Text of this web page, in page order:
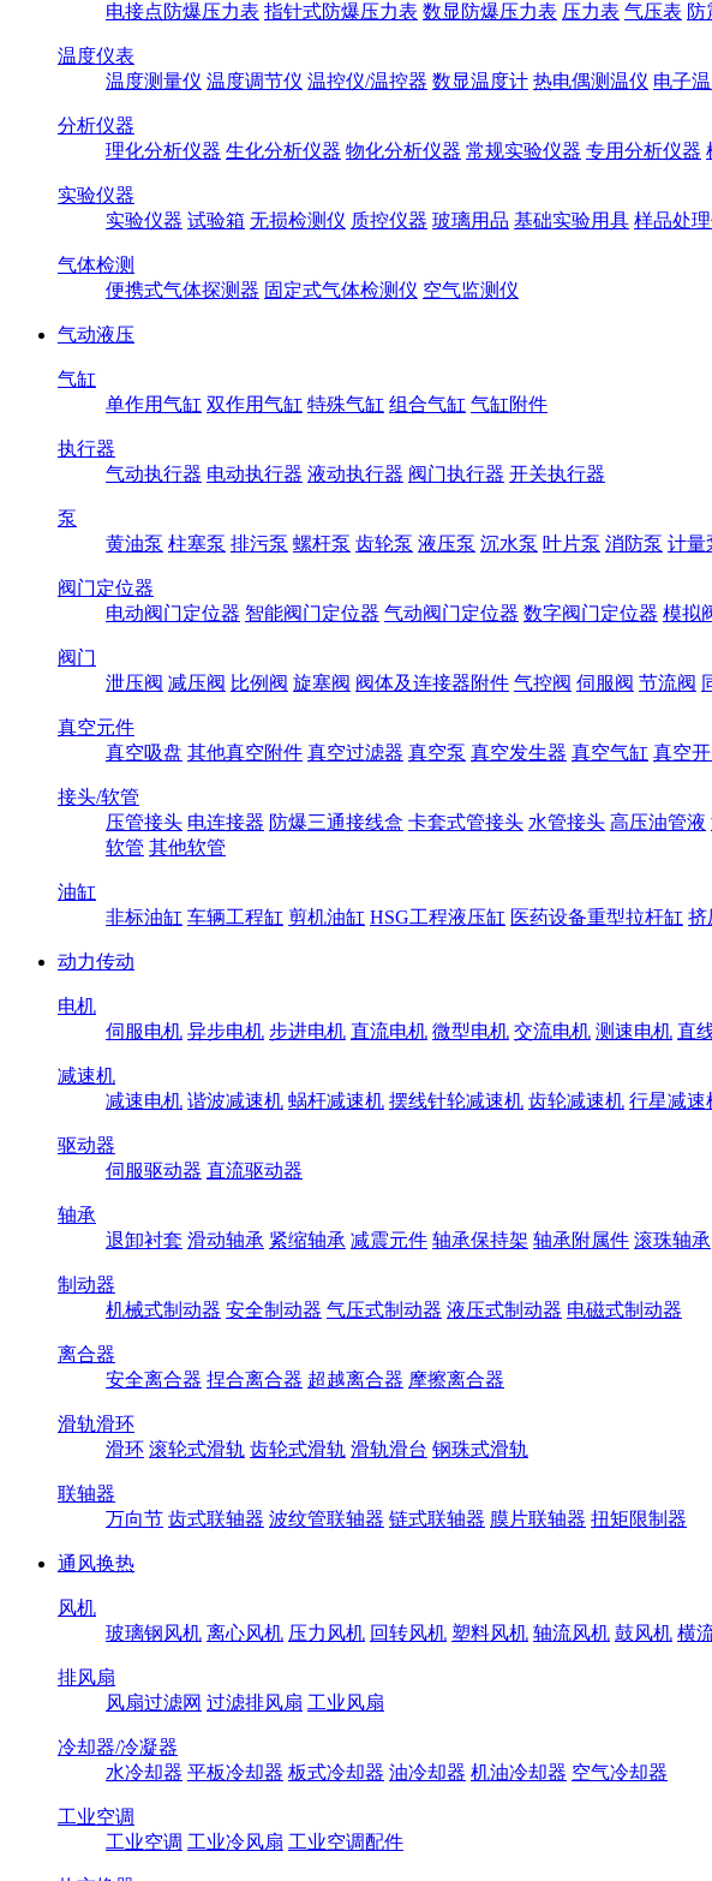
电接点防爆压力表 指针式防爆压力表 数显防爆压力表 压力表 气压表 防
温度仪表
温度测量仪 温度调节仪 温控仪/温控器 数显温度计 热电偶测温仪 电子
分析仪器
理化分析仪器 生化分析仪器 物化分析仪器 常规实验仪器 专用分析仪器
实验仪器
实验仪器 试验箱 无损检测仪 质控仪器 玻璃用品 基础实验用具 样品处
气体检测
便携式气体探测器 固定式气体检测仪 空气监测仪
气动液压
气缸
单作用气缸 双作用气缸 特殊气缸 组合气缸 气缸附件
执行器
气动执行器 电动执行器 液动执行器 阀门执行器 开关执行器
泵
黄油泵 柱塞泵 排污泵 螺杆泵 齿轮泵 液压泵 沉水泵 叶片泵 消防泵 计量
阀门定位器
电动阀门定位器 智能阀门定位器 气动阀门定位器 数字阀门定位器 模拟
阀门
泄压阀 减压阀 比例阀 旋塞阀 阀体及连接器附件 气控阀 伺服阀 节流阀
真空元件
真空吸盘 其他真空附件 真空过滤器 真空泵 真空发生器 真空气缸 真空
接头/软管
压管接头 电连接器 防爆三通接线盒 卡套式管接头 水管接头 高压油管液
软管 其他软管
油缸
非标油缸 车辆工程缸 剪机油缸 HSG工程液压缸 医药设备重型拉杆缸 挤
动力传动
电机
伺服电机 异步电机 步进电机 直流电机 微型电机 交流电机 测速电机 直
减速机
减速电机 谐波减速机 蜗杆减速机 摆线针轮减速机 齿轮减速机 行星减速
驱动器
伺服驱动器 直流驱动器
轴承
退卸衬套 滑动轴承 紧缩轴承 减震元件 轴承保持架 轴承附属件 滚珠轴承
制动器
机械式制动器 安全制动器 气压式制动器 液压式制动器 电磁式制动器
离合器
安全离合器 捏合离合器 超越离合器 摩擦离合器
滑轨滑环
滑环 滚轮式滑轨 齿轮式滑轨 滑轨滑台 钢珠式滑轨
联轴器
万向节 齿式联轴器 波纹管联轴器 链式联轴器 膜片联轴器 扭矩限制器
通风换热
风机
玻璃钢风机 离心风机 压力风机 回转风机 塑料风机 轴流风机 鼓风机 横
排风扇
风扇过滤网 过滤排风扇 工业风扇
冷却器/冷凝器
水冷却器 平板冷却器 板式冷却器 油冷却器 机油冷却器 空气冷却器
工业空调
工业空调 工业冷风扇 工业空调配件